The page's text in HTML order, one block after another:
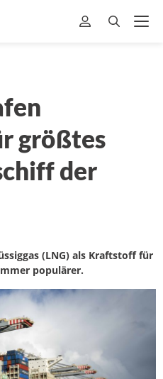
größtes
der
(LNG) als Kraftstoff für
populärer.